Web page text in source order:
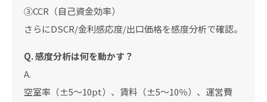
③CCR（自己資金効率）
さらにDSCR/金利感応度/出口価格を感度分析で確認。
Q. 感度分析は何を動かす？
A.
空室率（±5〜10pt）、賃料（±5〜10％）、運営費